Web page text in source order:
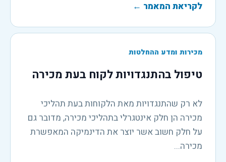
לקריאת המאמר ←
מכירות ומדע ההחלטות
טיפול בהתנגדויות לקוח בעת מכירה
לא רק שהתנגדויות מאת הלקוחות בעת תהליכי
מכירה הן חלק אינטגרלי בתהליכי מכירה, מדובר גם
על חלק חשוב אשר יוצר את הדינמיקה המאפשרת
מכירה...